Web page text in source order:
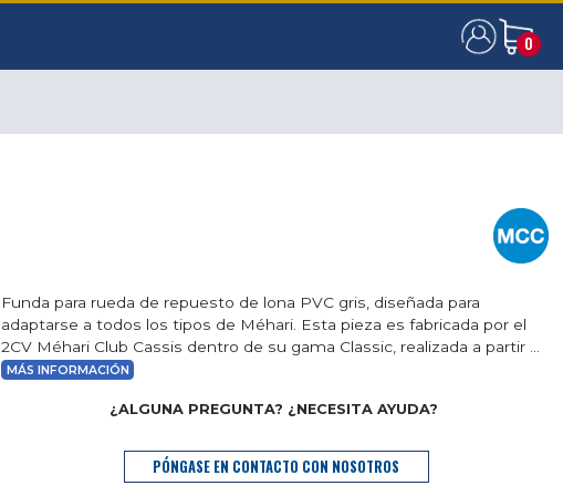
0
0
Funda para rueda de repuesto de lona PVC gris, diseñada para
adaptarse a todos los tipos de Méhari. Esta pieza es fabricada por el
2CV Méhari Club Cassis dentro de su gama Classic, realizada a partir ...
MÁS INFORMACIÓN
¿ALGUNA PREGUNTA? ¿NECESITA AYUDA?
PÓNGASE EN CONTACTO CON NOSOTROS